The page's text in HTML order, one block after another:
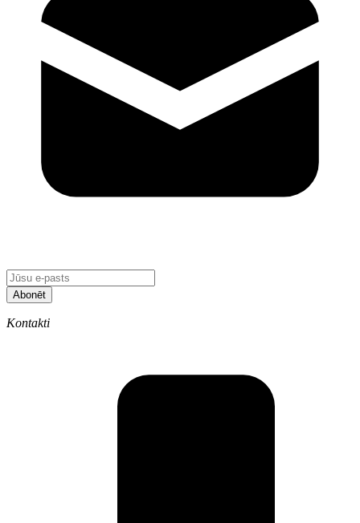
Abonēt
Kontakti